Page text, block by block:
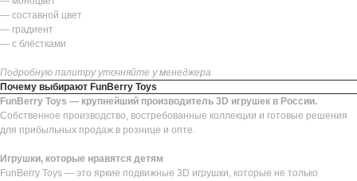
— составной цвет
— градиент
— с блёстками
Подробную палитру уточняйте у менеджера
Почему выбирают FunBerry Toys
FunBerry Toys — крупнейший производитель 3D игрушек в России.
Собственное производство, востребованные коллекции и готовые решения
для прибыльных продаж в рознице и опте.
Игрушки, которые нравятся детям
FunBerry Toys — это яркие подвижные 3D игрушки, которые не только